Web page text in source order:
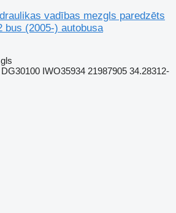
vadības mezgls paredzēts
bus (2005-) autobusa
IWO35934 21987905 34.28312-